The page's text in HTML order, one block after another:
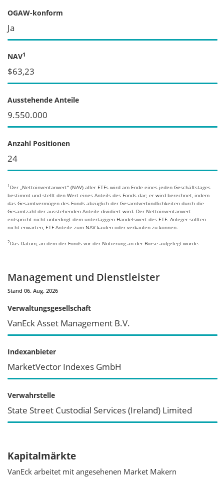
OGAW-konform
Ja
NAV1
$63,23
Ausstehende Anteile
9.550.000
Anzahl Positionen
24
1 Der „Nettoinventarwert“ (NAV) aller ETFs wird am Ende eines jeden Geschäftstages
bestimmt und stellt den Wert eines Anteils des Fonds dar; er wird berechnet, indem
das Gesamtvermögen des Fonds abzüglich der Gesamtverbindlichkeiten durch die
Gesamtzahl der ausstehenden Anteile dividiert wird. Der Nettoinventarwert
entspricht nicht unbedingt dem untertägigen Handelswert des ETF. Anleger sollten
nicht erwarten, ETF-Anteile zum NAV kaufen oder verkaufen zu können.
2 Das Datum, an dem der Fonds vor der Notierung an der Börse aufgelegt wurde.
Management und Dienstleister
Stand 06. Aug. 2026
Verwaltungsgesellschaft
VanEck Asset Management B.V.
Indexanbieter
MarketVector Indexes GmbH
Verwahrstelle
State Street Custodial Services (Ireland) Limited
Kapitalmärkte
VanEck arbeitet mit angesehenen Market Makern